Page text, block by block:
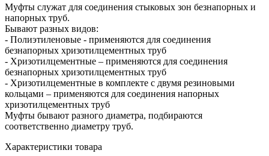
Муфты служат для соединения стыковых зон безнапорных и
напорных труб.
Бывают разных видов:
- Полиэтиленовые - применяются для соединения
безнапорных хризотилцементных труб
- Хризотилцементные – применяются для соединения
безнапорных хризотилцементных труб
- Хризотилцементные в комплекте с двумя резиновыми
кольцами – применяются для соединения напорных
хризотилцементных труб
Муфты бывают разного диаметра, подбираются
соответственно диаметру труб.
Характеристики товара